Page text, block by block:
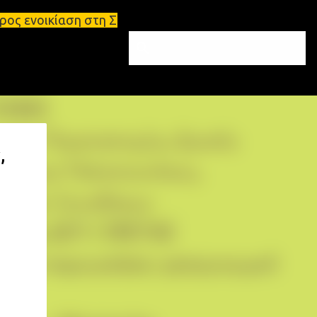
Σπάρτη Ενοικιάσεις διαμερισμάτων Σπάρτη